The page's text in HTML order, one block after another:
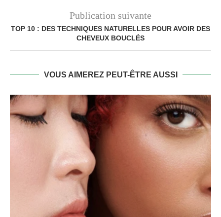
Publication suivante
TOP 10 : DES TECHNIQUES NATURELLES POUR AVOIR DES
CHEVEUX BOUCLÉS
VOUS AIMEREZ PEUT-ÊTRE AUSSI